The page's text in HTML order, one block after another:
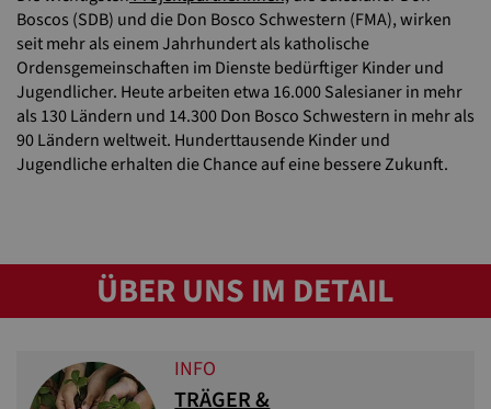
Boscos (SDB) und die Don Bosco Schwestern (FMA), wirken
seit mehr als einem Jahrhundert als katholische
Ordensgemeinschaften im Dienste bedürftiger Kinder und
Jugendlicher. Heute arbeiten etwa 16.000 Salesianer in mehr
als 130 Ländern und 14.300 Don Bosco Schwestern in mehr als
90 Ländern weltweit. Hunderttausende Kinder und
Jugendliche erhalten die Chance auf eine bessere Zukunft.
ÜBER UNS IM DETAIL
INFO
TRÄGER &